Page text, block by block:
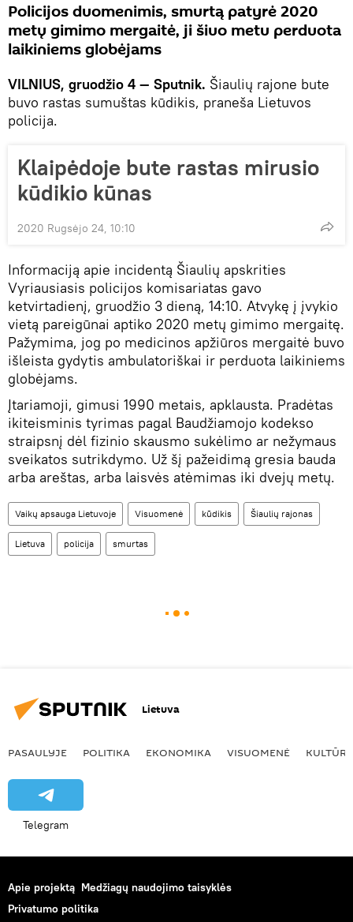
Policijos duomenimis, smurtą patyrė 2020
metų gimimo mergaitė, ji šiuo metu perduota
laikiniems globėjams
VILNIUS, gruodžio 4 — Sputnik. Šiaulių rajone bute
buvo rastas sumuštas kūdikis, praneša Lietuvos
policija.
Klaipėdoje bute rastas mirusio
kūdikio kūnas
2020 Rugsėjo 24, 10:10
Informaciją apie incidentą Šiaulių apskrities
Vyriausiasis policijos komisariatas gavo
ketvirtadienį, gruodžio 3 dieną, 14:10. Atvykę į įvykio
vietą pareigūnai aptiko 2020 metų gimimo mergaitę.
Pažymima, jog po medicinos apžiūros mergaitė buvo
išleista gydytis ambulatoriškai ir perduota laikiniems
globėjams.
Įtariamoji, gimusi 1990 metais, apklausta. Pradėtas
ikiteisminis tyrimas pagal Baudžiamojo kodekso
straipsnį dėl fizinio skausmo sukėlimo ar nežymaus
sveikatos sutrikdymo. Už šį pažeidimą gresia bauda
arba areštas, arba laisvės atėmimas iki dvejų metų.
Vaikų apsauga Lietuvoje Visuomenė kūdikis Šiaulių rajonas
Lietuva policija smurtas
Lietuva
PASAULYJE POLITIKA EKONOMIKA VISUOMENĖ KULTŪRA
Telegram
Apie projektą Medžiagų naudojimo taisyklės
Privatumo politika